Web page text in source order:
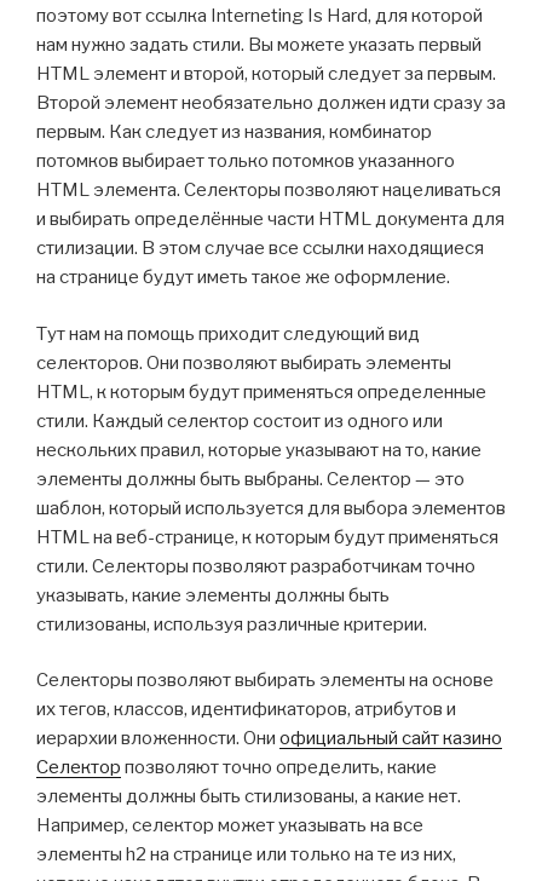
поэтому вот ссылка Interneting Is Hard, для которой
нам нужно задать стили. Вы можете указать первый
HTML элемент и второй, который следует за первым.
Второй элемент необязательно должен идти сразу за
первым. Как следует из названия, комбинатор
потомков выбирает только потомков указанного
HTML элемента. Селекторы позволяют нацеливаться
и выбирать определённые части HTML документа для
стилизации. В этом случае все ссылки находящиеся
на странице будут иметь такое же оформление.
Тут нам на помощь приходит следующий вид
селекторов. Они позволяют выбирать элементы
HTML, к которым будут применяться определенные
стили. Каждый селектор состоит из одного или
нескольких правил, которые указывают на то, какие
элементы должны быть выбраны. Селектор — это
шаблон, который используется для выбора элементов
HTML на веб-странице, к которым будут применяться
стили. Селекторы позволяют разработчикам точно
указывать, какие элементы должны быть
стилизованы, используя различные критерии.
Селекторы позволяют выбирать элементы на основе
их тегов, классов, идентификаторов, атрибутов и
иерархии вложенности. Они официальный сайт казино
Селектор позволяют точно определить, какие
элементы должны быть стилизованы, а какие нет.
Например, селектор может указывать на все
элементы h2 на странице или только на те из них,